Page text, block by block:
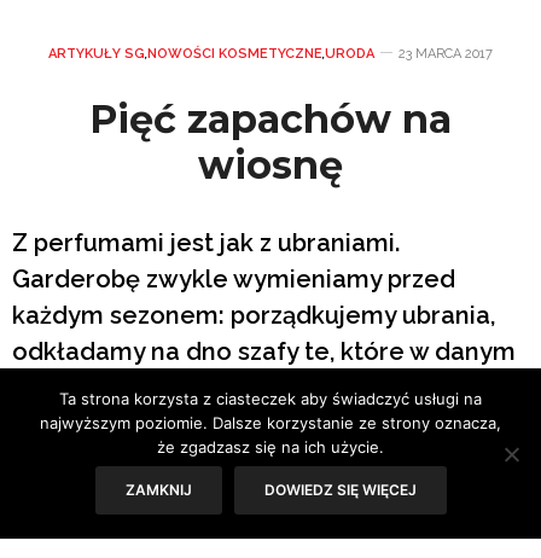
ARTYKUŁY SG,NOWOŚCI KOSMETYCZNE,URODA 23 MARCA 2017
Pięć zapachów na
wiosnę
Z perfumami jest jak z ubraniami.
Garderobę zwykle wymieniamy przed
każdym sezonem: porządkujemy ubrania,
odkładamy na dno szafy te, które w danym
okresie nam się nie przydadzą.
Dopasowujemy stylizacje do zmieniającego
się otoczenia.
Tak samo jest z perfumami. Warto dobierać
je do pory roku.
Ta strona korzysta z ciasteczek aby świadczyć usługi na
najwyższym poziomie. Dalsze korzystanie ze strony oznacza,
że zgadzasz się na ich użycie.
ZAMKNIJ DOWIEDZ SIĘ WIĘCEJ